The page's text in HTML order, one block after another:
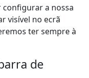
configurar a nossa
visível no ecrã
ter sempre à
de